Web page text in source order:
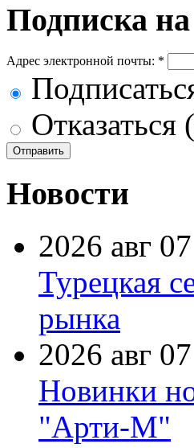
Подписка
Адрес электронной почты: *
Отказаться
Новости
2026 авг 07
Турецкая
рынка
2026 авг 07
Новинки
"Арти-М"